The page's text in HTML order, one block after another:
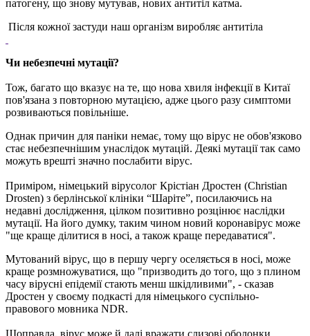
патогену, що знову мутував, нових антитіл катма.
Після кожної застуди наш організм виробляє антитіла
Чи небезпечні мутації?
Тож, багато що вказує на те, що нова хвиля інфекції в Китаї
пов'язана з повторною мутацією, адже цього разу симптоми
розвиваються повільніше.
Однак причин для паніки немає, тому що вірус не обов'язково
стає небезпечнішим унаслідок мутацій. Деякі мутації так само
можуть врешті значно послабити вірус.
Приміром, німецький вірусолог Крістіан Дростен (Christian
Drosten) з берлінської клініки “Шаріте”, посилаючись на
недавні дослідження, цілком позитивно розцінює наслідки
мутації. На його думку, таким чином новий коронавірус може
"ще краще ділитися в носі, а також краще передаватися".
Мутований вірус, що в першу чергу оселяється в носі, може
краще розмножуватися, що "призводить до того, що з плином
часу вірусні епідемії стають менш шкідливими", - сказав
Дростен у своєму подкасті для німецького суспільно-
правового мовника NDR.
Щоправда, вірус може й далі вражати слизові оболонки